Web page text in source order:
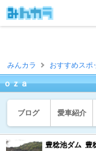
みんカラ おすすめスポ
ｏｚａ
ブログ 愛車紹介
豊稔池ダム 豊